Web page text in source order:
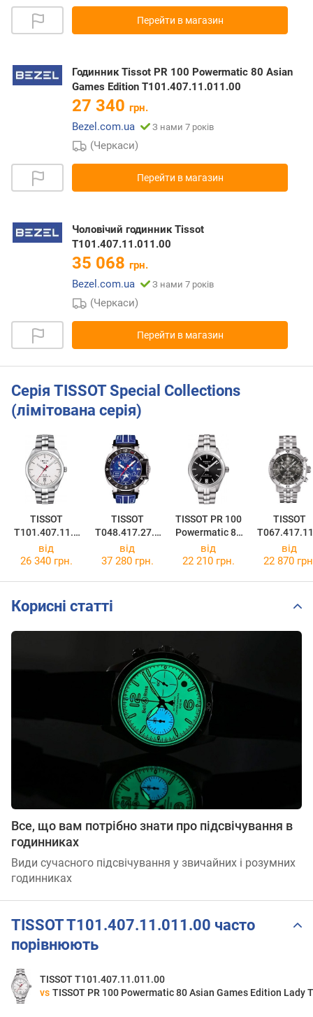
Перейти в магазин
Годинник Tissot PR 100 Powermatic 80 Asian
Games Edition T101.407.11.011.00
27 340 грн.
Bezel.com.ua
З нами 7 років
(Черкаси)
Перейти в магазин
Чоловічий годинник Tissot
T101.407.11.011.00
35 068 грн.
Bezel.com.ua
З нами 7 років
(Черкаси)
Перейти в магазин
Серія TISSOT Special Collections
(лімітована серія)
TISSOT
T101.407.11.0
11.00
TISSOT
T048.417.27.0
47.00
TISSOT PR 100
Powermatic 80
Lady
T101.207.11.0
TISSOT
51.00
від
26 340 грн.
від
37 280 грн.
від
22 210 грн.
від
22 870
Корисні статті
Все, що вам потрібно знати про підсвічування в
годинниках
Види сучасного підсвічування у звичайних і розумних
годинниках
TISSOT T101.407.11.011.00 часто
порівнюють
TISSOT T101.407.11.011.00
vs TISSOT PR 100 Powermatic 80 Asian Games Edition Lady